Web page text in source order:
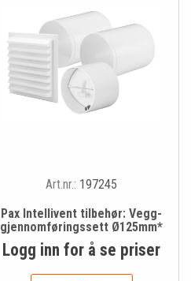
Art.nr.: 197245
Pax Intellivent tilbehør: Vegg-
gjennomføringssett Ø125mm*
Logg inn for å se priser